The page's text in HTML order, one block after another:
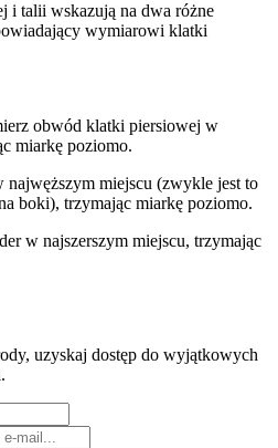
i talii wskazują na dwa różne
wymiarowi klatki
obwód klatki piersiowej w
miarkę poziomo.
najwęższym miejscu (zwykle jest to
boki), trzymając miarkę poziomo.
w najszerszym miejscu, trzymając
uzyskaj dostęp do wyjątkowych